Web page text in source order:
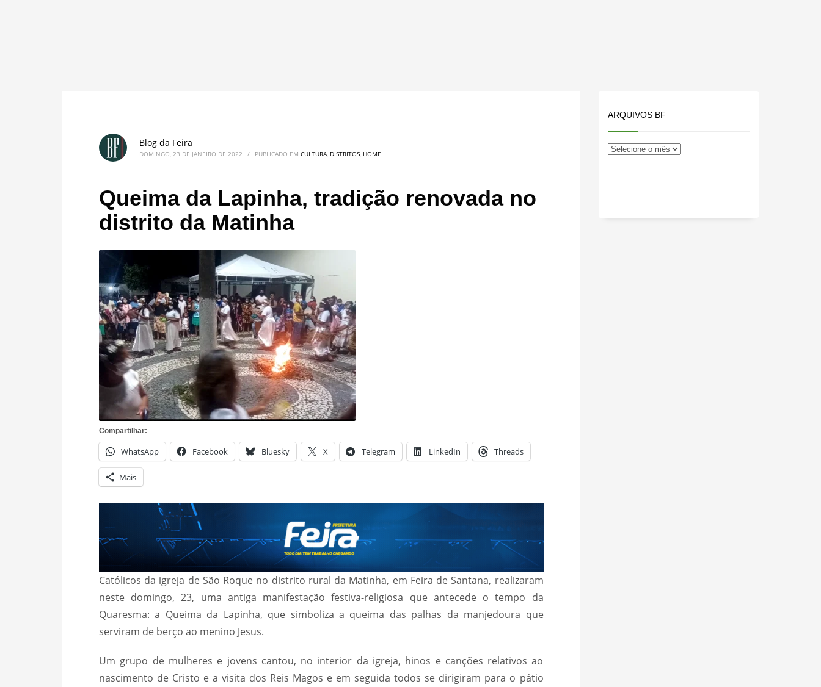
Blog da Feira
DOMINGO, 23 DE JANEIRO DE 2022 / PUBLICADO EM CULTURA, DISTRITOS, HOME
Queima da Lapinha, tradição renovada no
distrito da Matinha
Compartilhar:
WhatsApp Facebook Bluesky X Telegram LinkedIn Threads
Mais
Católicos da igreja de São Roque no distrito rural da Matinha, em Feira de Santana, realizaram
neste domingo, 23, uma antiga manifestação festiva-religiosa que antecede o tempo da
Quaresma: a Queima da Lapinha, que simboliza a queima das palhas da manjedoura que
serviram de berço ao menino Jesus.
Um grupo de mulheres e jovens cantou, no interior da igreja, hinos e canções relativos ao
nascimento de Cristo e a visita dos Reis Magos e em seguida todos se dirigiram para o pátio
ARQUIVOS BF